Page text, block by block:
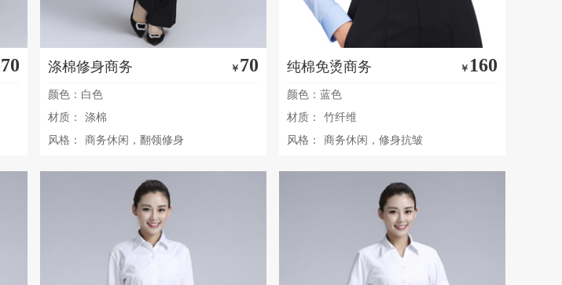
70 涤棉修身商务 ￥ 70
颜色：白色
材质：
涤棉
风格：
商务休闲，翻领修身
纯棉免烫商务 ￥ 160
颜色：蓝色
材质：
竹纤维
风格：
商务休闲，修身抗皱